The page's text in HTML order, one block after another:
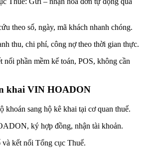
theo số, ngày, mã khách nhanh chóng.
thu, chi phí, công nợ theo thời gian thực.
nối phần mềm kế toán, POS, không cần
khai VIN HOADON
khoán sang hộ kê khai tại cơ quan thuế.
ký hợp đồng, nhận tài khoản.
kết nối Tổng cục Thuế.